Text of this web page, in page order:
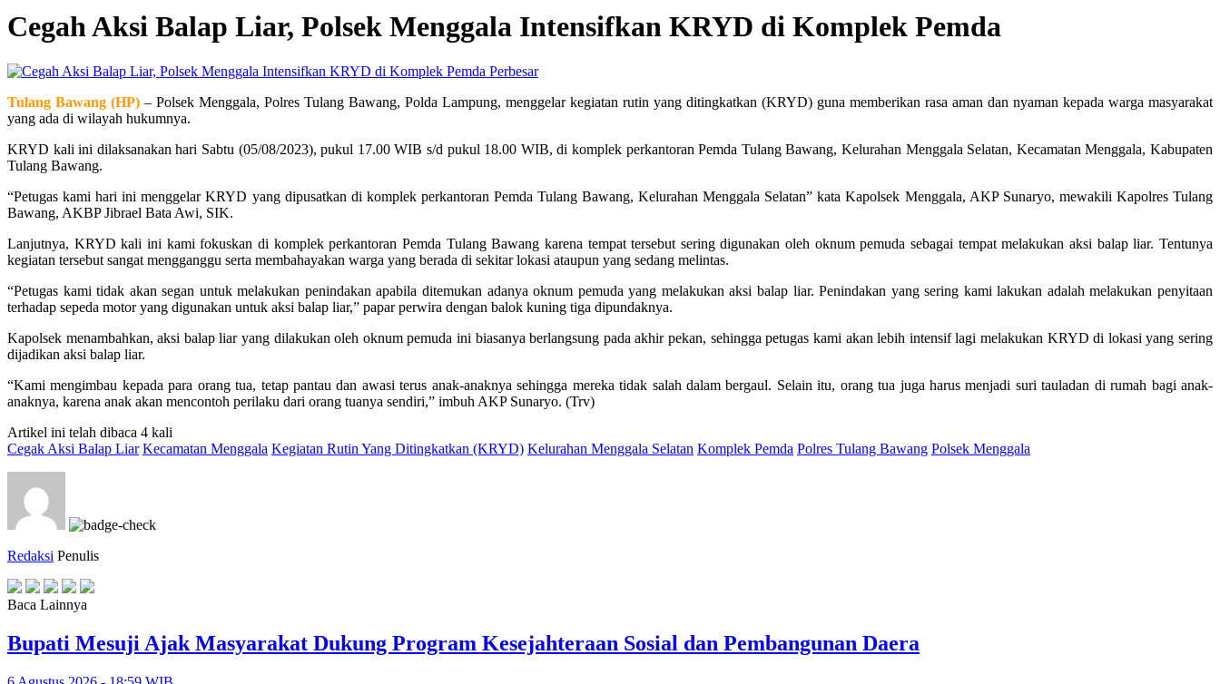
Cegah Aksi Balap Liar, Polsek Menggala Intensifkan KRYD di Komplek Pemda
Perbesar
Tulang Bawang (HP) – Polsek Menggala, Polres Tulang Bawang, Polda Lampung, menggelar kegiatan rutin yang ditingkatkan (KRYD) guna memberikan rasa aman dan nyaman kepada warga masyarakat
yang ada di wilayah hukumnya.
KRYD kali ini dilaksanakan hari Sabtu (05/08/2023), pukul 17.00 WIB s/d pukul 18.00 WIB, di komplek perkantoran Pemda Tulang Bawang, Kelurahan Menggala Selatan, Kecamatan Menggala, Kabupaten
Tulang Bawang.
“Petugas kami hari ini menggelar KRYD yang dipusatkan di komplek perkantoran Pemda Tulang Bawang, Kelurahan Menggala Selatan” kata Kapolsek Menggala, AKP Sunaryo, mewakili Kapolres Tulang
Bawang, AKBP Jibrael Bata Awi, SIK.
Lanjutnya, KRYD kali ini kami fokuskan di komplek perkantoran Pemda Tulang Bawang karena tempat tersebut sering digunakan oleh oknum pemuda sebagai tempat melakukan aksi balap liar. Tentunya
kegiatan tersebut sangat mengganggu serta membahayakan warga yang berada di sekitar lokasi ataupun yang sedang melintas.
“Petugas kami tidak akan segan untuk melakukan penindakan apabila ditemukan adanya oknum pemuda yang melakukan aksi balap liar. Penindakan yang sering kami lakukan adalah melakukan penyitaan
terhadap sepeda motor yang digunakan untuk aksi balap liar,” papar perwira dengan balok kuning tiga dipundaknya.
Kapolsek menambahkan, aksi balap liar yang dilakukan oleh oknum pemuda ini biasanya berlangsung pada akhir pekan, sehingga petugas kami akan lebih intensif lagi melakukan KRYD di lokasi yang sering
dijadikan aksi balap liar.
“Kami mengimbau kepada para orang tua, tetap pantau dan awasi terus anak-anaknya sehingga mereka tidak salah dalam bergaul. Selain itu, orang tua juga harus menjadi suri tauladan di rumah bagi anak-
anaknya, karena anak akan mencontoh perilaku dari orang tuanya sendiri,” imbuh AKP Sunaryo. (Trv)
Artikel ini telah dibaca 4 kali
Cegak Aksi Balap Liar Kecamatan Menggala Kegiatan Rutin Yang Ditingkatkan (KRYD) Kelurahan Menggala Selatan Komplek Pemda Polres Tulang Bawang Polsek Menggala
Redaksi Penulis
Baca Lainnya
Bupati Mesuji Ajak Masyarakat Dukung Program Kesejahteraan Sosial dan Pembangunan Daera